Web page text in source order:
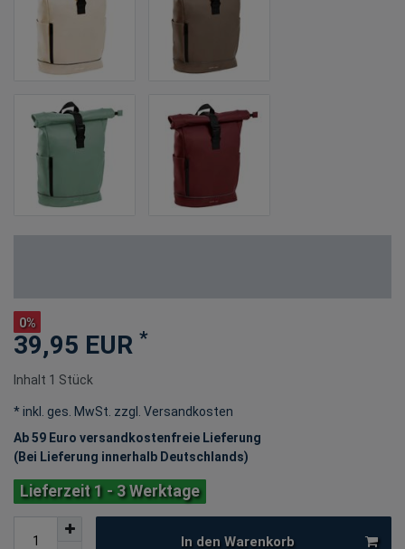
0%
39,95 EUR *
Inhalt 1 Stück
* inkl. ges. MwSt. zzgl.
Versandkosten
Ab 59 Euro versandkostenfreie Lieferung
(Bei Lieferung innerhalb Deutschlands)
Lieferzeit 1 - 3 Werktage
In den Warenkorb